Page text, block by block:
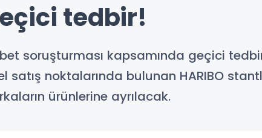
tedbir!
soruşturması kapsamında geçici
noktalarında bulunan HARIBO
ürünlerine ayrılacak.